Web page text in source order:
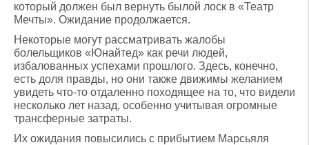
который должен был вернуть былой лоск в «Театр
Мечты». Ожидание продолжается.
Некоторые могут рассматривать жалобы
болельщиков «Юнайтед» как речи людей,
избалованных успехами прошлого. Здесь, конечно,
есть доля правды, но они также движимы желанием
увидеть что-то отдаленно походящее на то, что видели
несколько лет назад, особенно учитывая огромные
трансферные затраты.
Их ожидания повысились с прибытием Марсьяля